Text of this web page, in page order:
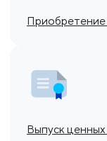
Приобретение
Выпуск ценных